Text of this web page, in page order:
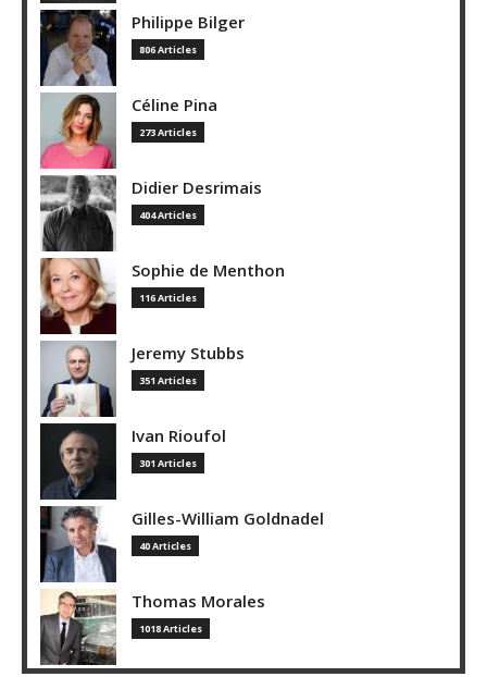
Philippe Bilger
806 Articles
Céline Pina
273 Articles
Didier Desrimais
404 Articles
Sophie de Menthon
116 Articles
Jeremy Stubbs
351 Articles
Ivan Rioufol
301 Articles
Gilles-William Goldnadel
40 Articles
Thomas Morales
1018 Articles